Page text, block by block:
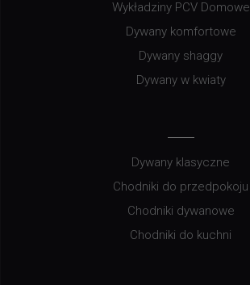
Wykładziny PCV Domowe
Dywany komfortowe
Dywany shaggy
Dywany w kwiaty
Dywany klasyczne
Chodniki do przedpokoju
Chodniki dywanowe
Chodniki do kuchni